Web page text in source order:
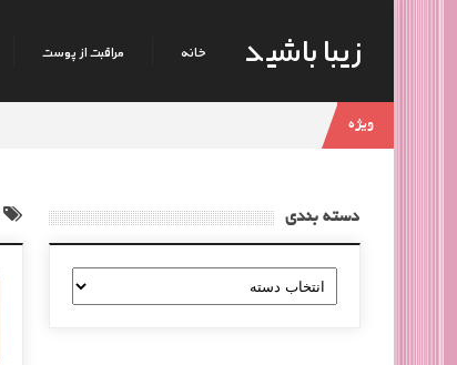
زیبا باشید خانه مراقبت از پوست
ویژه
دسته بندی
دسته
بندی